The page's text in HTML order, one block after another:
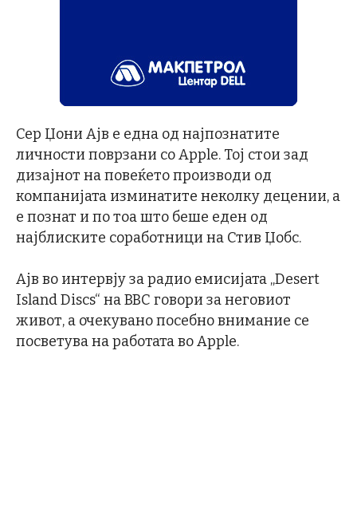
Сер Џони Ајв е една од најпознатите
личности поврзани со Apple. Тој стои зад
дизајнот на повеќето производи од
компанијата изминатите неколку децении, а
е познат и по тоа што беше еден од
најблиските соработници на Стив Џобс.
Ајв во интервју за радио емисијата „Desert
Island Discs“ на BBC говори за неговиот
живот, а очекувано посебно внимание се
посветува на работата во Apple.